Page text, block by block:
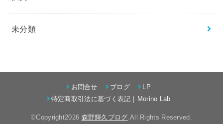
未分類
お問合せ ブログ
LP
特定商取引法に基づく表記｜Morino Lab
©Copyright2026 森野輝久ブログ.All Rights Reserved.